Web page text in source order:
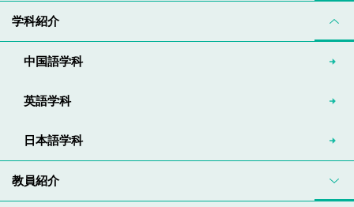
学科紹介
中国語学科
英語学科
日本語学科
教員紹介